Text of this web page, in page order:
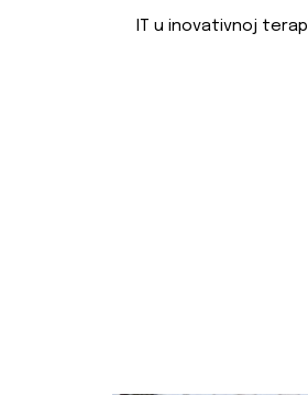
IT u inovativnoj